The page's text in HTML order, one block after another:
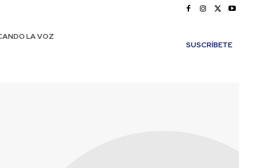
LA VOZ
SUSCRÍBETE